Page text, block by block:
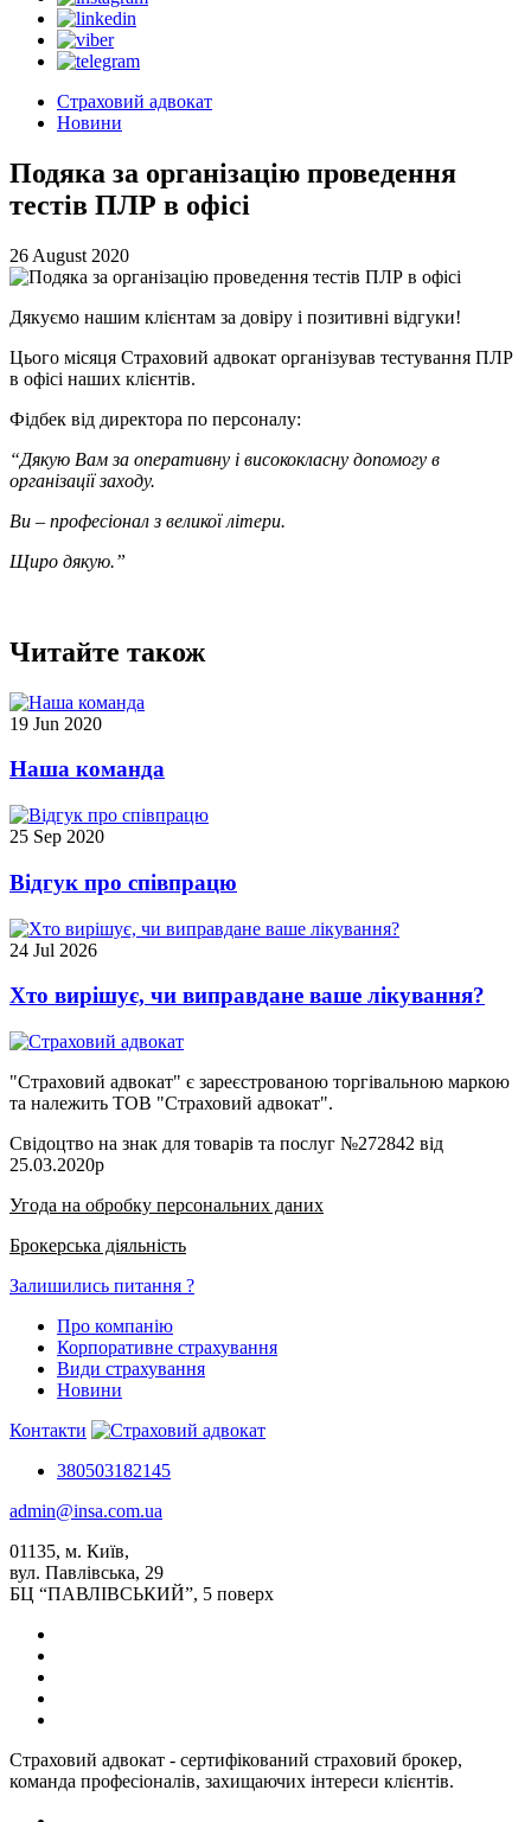
Страховий адвокат
Новини
Подяка за організацію проведення
тестів ПЛР в офісі
26 August 2020
Дякуємо нашим клієнтам за довіру і позитивні відгуки!
Цього місяця Страховий адвокат організував тестування ПЛР
в офісі наших клієнтів.
Фідбек від директора по персоналу:
“Дякую Вам за оперативну і висококласну допомогу в
організації заходу.
Ви – професіонал з великої літери.
Щиро дякую.”
Читайте також
19 Jun 2020
Наша команда
25 Sep 2020
Відгук про співпрацю
24 Jul 2026
Хто вирішує, чи виправдане ваше лікування?
"Страховий адвокат" є зареєстрованою торгівальною маркою
та належить ТОВ "Страховий адвокат".
Свідоцтво на знак для товарів та послуг №272842 від
25.03.2020р
Угода на обробку персональних даних
Брокерська діяльність
Залишились питання ?
Про компанію
Корпоративне страхування
Види страхування
Новини
Контакти
380503182145
admin@insa.com.ua
01135, м. Київ,
вул. Павлівська, 29
БЦ “ПАВЛІВСЬКИЙ”, 5 поверх
Страховий адвокат - сертифікований страховий брокер,
команда професіоналів, захищаючих інтереси клієнтів.